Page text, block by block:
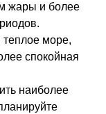
жары и более
теплое море,
спокойная
наиболее